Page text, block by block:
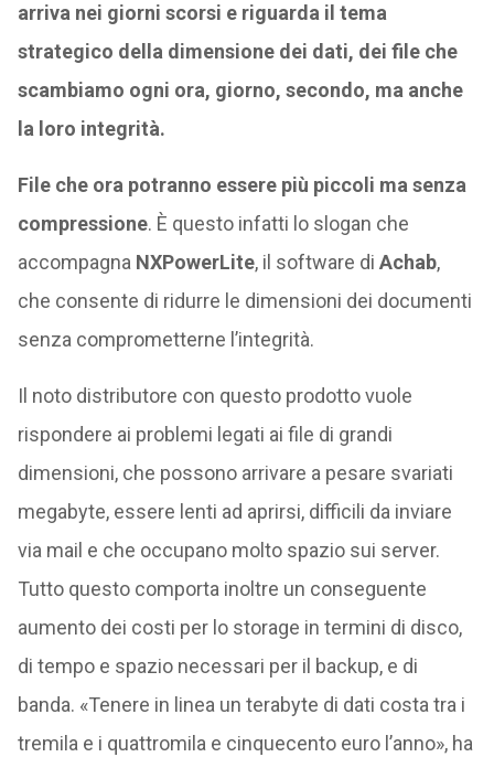
arriva nei giorni scorsi e riguarda il tema
strategico della dimensione dei dati, dei file che
scambiamo ogni ora, giorno, secondo, ma anche
la loro integrità.
File che ora potranno essere più piccoli ma senza
compressione. È questo infatti lo slogan che
accompagna NXPowerLite, il software di Achab,
che consente di ridurre le dimensioni dei documenti
senza comprometterne l’integrità.
Il noto distributore con questo prodotto vuole
rispondere ai problemi legati ai file di grandi
dimensioni, che possono arrivare a pesare svariati
megabyte, essere lenti ad aprirsi, difficili da inviare
via mail e che occupano molto spazio sui server.
Tutto questo comporta inoltre un conseguente
aumento dei costi per lo storage in termini di disco,
di tempo e spazio necessari per il backup, e di
banda. «Tenere in linea un terabyte di dati costa tra i
tremila e i quattromila e cinquecento euro l’anno», ha